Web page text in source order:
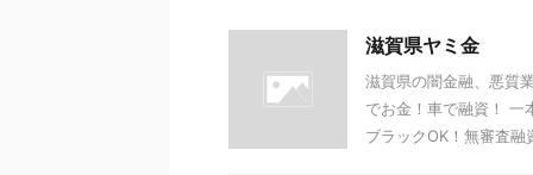
滋賀県ヤミ金
滋賀県の闇金融、悪質
でお金！車で融資！ 一
ブラックOK！無審査